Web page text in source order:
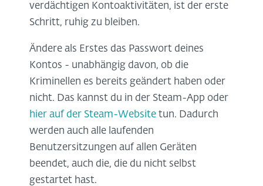
verdächtigen Kontoaktivitäten, ist der erste
Schritt, ruhig zu bleiben.
Ändere als Erstes das Passwort deines
Kontos - unabhängig davon, ob die
Kriminellen es bereits geändert haben oder
nicht. Das kannst du in der Steam-App oder
hier auf der Steam-Website tun. Dadurch
werden auch alle laufenden
Benutzersitzungen auf allen Geräten
beendet, auch die, die du nicht selbst
gestartet hast.